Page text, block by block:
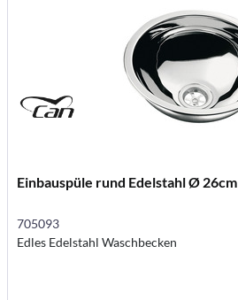
Einbauspüle rund Edelstahl Ø 26cm
705093
Edles Edelstahl Waschbecken